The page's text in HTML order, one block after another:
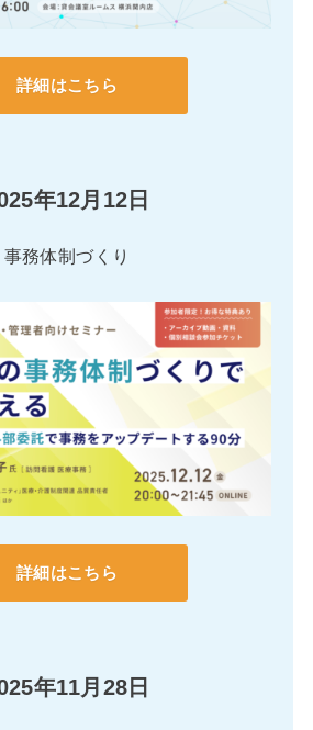
詳細はこちら
年12月12日
事務体制づくり
詳細はこちら
年11月28日